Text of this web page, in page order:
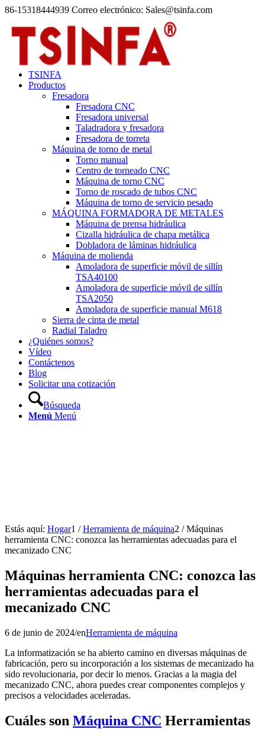
86-15318444939 Correo electrónico: Sales@tsinfa.com
TSINFA
Productos
Fresadora
Fresadora CNC
Fresadora universal
Taladradora y fresadora
Fresadora de torreta
Máquina de torno de metal
Torno manual
Centro de torneado CNC
Máquina de torno CNC
Torno de roscado de tubos CNC
Máquina de torno de servicio pesado
MÁQUINA FORMADORA DE METALES
Máquina de prensa hidráulica
Cizalla hidráulica de chapa metálica
Dobladora de láminas hidráulica
Máquina de molienda
Amoladora de superficie móvil de sillín
TSA40100
Amoladora de superficie móvil de sillín
TSA2050
Amoladora de superficie manual M618
Sierra de cinta de metal
Radial Taladro
¿Quiénes somos?
Vídeo
Contáctenos
Blog
Solicitar una cotización
Búsqueda
Menú Menú
Estás aquí: Hogar1 / Herramienta de máquina2 / Máquinas
herramienta CNC: conozca las herramientas adecuadas para el
mecanizado CNC
Máquinas herramienta CNC: conozca las
herramientas adecuadas para el
mecanizado CNC
6 de junio de 2024/enHerramienta de máquina
La informatización se ha abierto camino en diversas máquinas de
fabricación, pero su incorporación a los sistemas de mecanizado ha
sido revolucionaria, por decir lo menos. Gracias a la magia del
mecanizado CNC, ahora puedes crear componentes complejos y
precisos a velocidades aceleradas.
Cuáles son Máquina CNC Herramientas